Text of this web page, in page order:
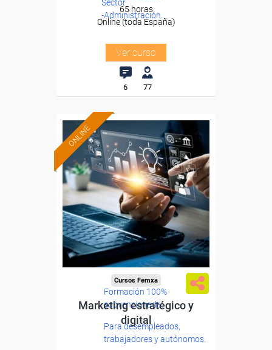
Sector
-Administración.
65 horas
Online (toda España)
Ver curso
6 77
ONLINE
Formación 100%
subvencionada.
Para desempleados,
trabajadores y autónomos.
Cursos Femxa
Marketing estratégico y
digital